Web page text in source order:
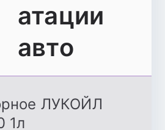
атации
авто
ЛУКОЙЛ
1л